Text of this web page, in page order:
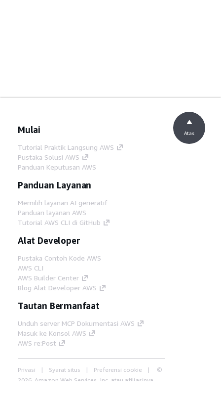
Mulai
Tutorial Praktik Langsung AWS
Pustaka Solusi AWS
Panduan Keputusan AWS
Panduan Layanan
Memilih layanan AI generatif
Panduan layanan AWS
Tutorial AWS CLI di GitHub
Alat Developer
Pustaka Contoh Kode AWS
AWS CLI
AWS Builder Center
Blog Alat Developer AWS
Tautan Bermanfaat
Unduh server MCP Dokumentasi AWS
Masuk ke Konsol AWS
AWS re:Post
Privasi Syarat situs Preferensi cookie
©
2026, Amazon Web Services, Inc. atau afiliasinya.
Atas